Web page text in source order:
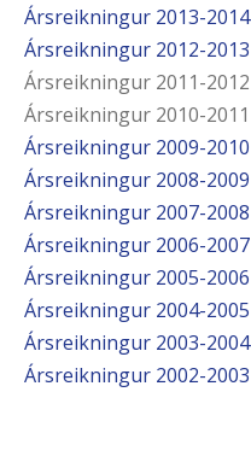
Ársreikningur 2013-2014
Ársreikningur 2012-2013
Ársreikningur 2011-2012
Ársreikningur 2010-2011
Ársreikningur 2009-2010
Ársreikningur 2008-2009
Ársreikningur 2007-2008
Ársreikningur 2006-2007
Ársreikningur 2005-2006
Ársreikningur 2004-2005
Ársreikningur 2003-2004
Ársreikningur 2002-2003